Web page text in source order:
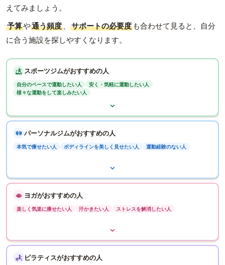
えてみましょう。
予算や通う頻度 、 サポートの必要度 も合わせて見ると、自分
に合う施設を探しやすくなります。
スポーツジムがおすすめの人
自分のペースで運動したい人
安く・気軽に運動したい人
様々な運動をして楽しみたい人
パーソナルジムがおすすめの人
本気で痩せたい人 ボディラインを美しく見せたい人 運動経験のない人
ヨガがおすすめの人
楽しく気楽に痩せたい人 汗かきたい人 ストレスを解消したい人
ピラティスがおすすめの人